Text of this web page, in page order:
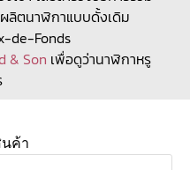
ลิตนาฬิกาแบบดั้งเดิม
de-Fonds
& Son เพื่อดูว่านาฬิกาหรู
ค้า